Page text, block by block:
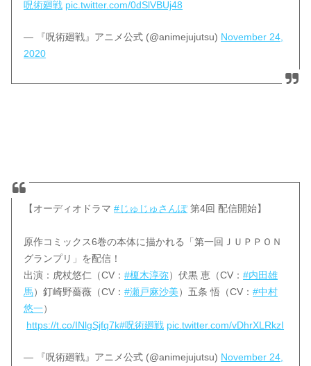
呪術廻戦 pic.twitter.com/0dSlVBUj48
— 『呪術廻戦』アニメ公式 (@animejujutsu) November 24,
2020
【オーディオドラマ#じゅじゅさんぽ第4回 配信開始】
原作コミックス6巻の本体に描かれる「第一回ＪＵＰＰＯＮ
グランプリ」を配信！
出演：虎杖悠仁（CV：#榎木淳弥）伏黒 恵（CV：#内田雄
馬）釘崎野薔薇（CV：#瀬戸麻沙美）五条 悟（CV：#中村
悠一）
https://t.co/INlgSjfq7k#呪術廻戦 pic.twitter.com/vDhrXLRkzI
— 『呪術廻戦』アニメ公式 (@animejujutsu) November 24,